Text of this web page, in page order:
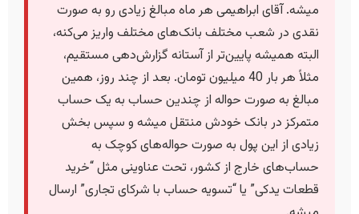
میشه. آقای ابراهیمی هر ماه مبالغ زیادی رو به صورت
نقدی در شعب مختلف بانک‌های مختلف واریز می‌کنه،
البته همیشه پایین‌تر از آستانه گزارش‌دهی مستقیم،
مثلاً هر بار 40 میلیون تومان. بعد از چند روز، همین
مبالغ به صورت حواله از چندین حساب به یک حساب
متمرکز در بانک خودش منتقل میشه و سپس بخش
زیادی از این پول به صورت حواله‌های کوچک به
حساب‌های خارج از کشور، تحت عناوینی مثل “خرید
قطعات یدکی” یا “تسویه حساب با شرکای تجاری” ارسال